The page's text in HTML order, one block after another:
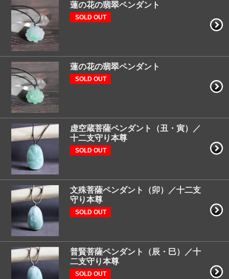
蓮の花の翡翠ペンダント
SOLD OUT
蓮の花の翡翠ペンダント
SOLD OUT
虚空蔵菩薩ペンダント（丑・寅）／
十二支守り本尊
SOLD OUT
文殊菩薩ペンダント（卯）／十二支
守り本尊
SOLD OUT
普賢菩薩ペンダント（辰・巳）／十
二支守り本尊
SOLD OUT